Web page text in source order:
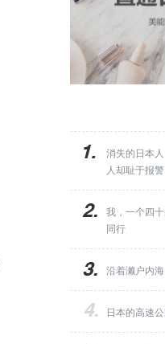
消失的日本
人却耻于报警
我，一个四
同行
沿着濑户内
日本的高速